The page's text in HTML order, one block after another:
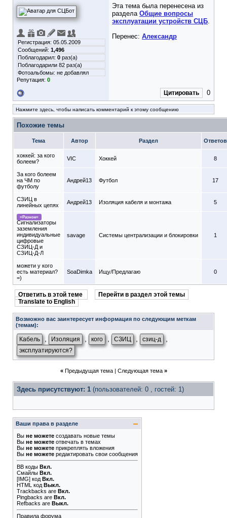
Регистрация: 05.05.2009
Сообщений: 1,496
Поблагодарил: 0 раз(а)
Поблагодарили 82 раз(а)
Фотоальбомы: не добавлял
Репутация: 0
Эта тема была перенесена из
раздела Общие вопросы
эксплуатации устройств СЦБ.
Перенес: Александр
Цитировать 0
Нажмите здесь, чтобы написать комментарий к этому сообщению
Похожие темы
Тема Автор Раздел Ответов
хоккей: за кого
болеем?
VIC Хоккей 8
За кого болеем
на ЧМ по
футболу
Андрей13 Футбол 17
СЗИЦ в
линейных цепях
Андрей13 Изоляция кабеля и монтажа 5
=Разное=
Сигнализаторы
заземления
индивидуальные
цифровые
СЗИЦ-Д и
СЗИЦ-Д-Л
savage Системы централизации и блокировки 1
можети у кого
есть материал?
=)
SoaDimka Ищу/Предлагаю 0
Ответить в этой теме
Перейти в раздел этой темы
Translate to English
Возможно вас заинтересует информация по следующим меткам
(темам):
Кабель Изоляция кого СЗИЦ сзиц-д
эксплуатируются?
« Предыдущая тема| Следующая тема »
Здесь присутствуют: 1 (пользователей: 0 , гостей: 1)
Ваши права в разделе
Вы не можете создавать новые темы
Вы не можете отвечать в темах
Вы не можете прикреплять вложения
Вы не можете редактировать свои сообщения
BB коды Вкл.
Смайлы Вкл.
[IMG] код Вкл.
HTML код Выкл.
Trackbacks are Вкл.
Pingbacks are Вкл.
Refbacks are Выкл.
Правила форума